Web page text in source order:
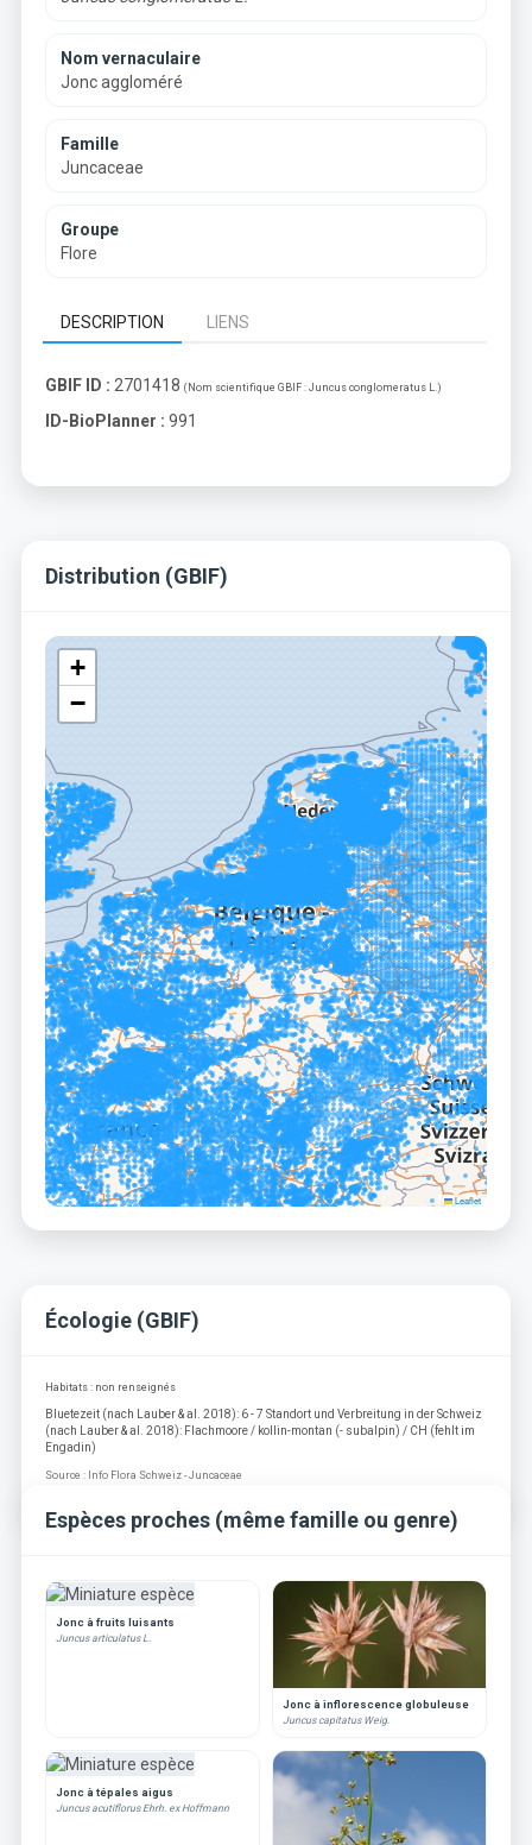
Nom vernaculaire
Jonc aggloméré
Famille
Juncaceae
Groupe
Flore
DESCRIPTION LIENS
GBIF ID : 2701418 (Nom scientifique GBIF : Juncus conglomeratus L.)
ID-BioPlanner : 991
Distribution (GBIF)
+
−
Leaflet
Écologie (GBIF)
Habitats : non renseignés
Bluetezeit (nach Lauber & al. 2018): 6 - 7 Standort und Verbreitung in der Schweiz
(nach Lauber & al. 2018): Flachmoore / kollin-montan (- subalpin) / CH (fehlt im
Engadin)
Source : Info Flora Schweiz - Juncaceae
Espèces proches (même famille ou genre)
Jonc à fruits luisants
Juncus articulatus L.
Jonc à inflorescence globuleuse
Juncus capitatus Weig.
Jonc à tépales aigus
Juncus acutiflorus Ehrh. ex Hoffmann